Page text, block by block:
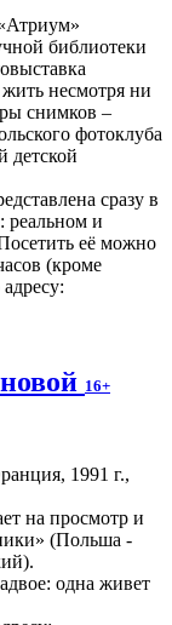
библиотеки
несмотря ни
снимков –
фотоклуба
детской
сразу в
реальном и
её можно
(кроме
16+
на просмотр и
(Польша -
одна живет